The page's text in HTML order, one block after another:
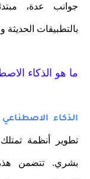
جوانب عدة،
بالتطبيقات الحديثة
ما هو الذكاء
الذكاء الاصطناعي
تطوير أنظمة
بشري. تتضمن هذه